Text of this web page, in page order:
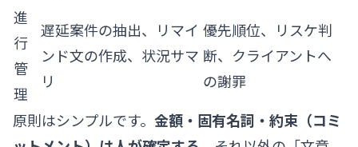
進
行
管
理
遅延案件の抽出、リマイ
ンド文の作成、状況サマ
リ
優先順位、リスケ判
断、クライアントへ
の謝罪
原則はシンプルです。 金額・固有名詞・約束（コミ